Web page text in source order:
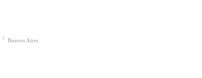
C Buenos Aires